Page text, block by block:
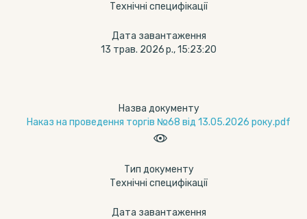
Технічні специфікації
Дата завантаження
13 трав. 2026 р., 15:23:20
Назва документу
Наказ на проведення торгів №68 від 13.05.2026 року.pdf
Тип документу
Технічні специфікації
Дата завантаження